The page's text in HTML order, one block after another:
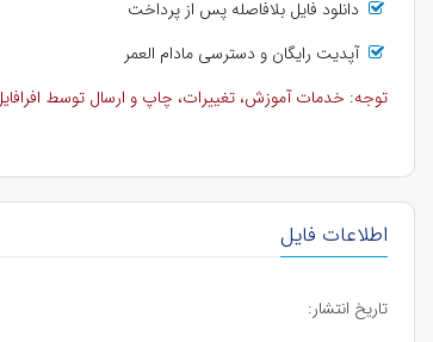
دانلود فایل بلافاصله پس از پرداخت
آپدیت رایگان و دسترسی مادام العمر
توجه: خدمات آموزش، تغییرات، چاپ و ارسال توسط
اطلاعات فایل
تاریخ انتشار: